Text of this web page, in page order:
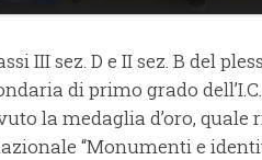
III sez. D e II sez. B del
di primo grado
la medaglia d’oro,
“Monumenti e